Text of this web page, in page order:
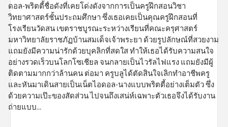
ดอล-พริตตี้ชื่อดังที่เคยโด่งดังจากการเป็นครูฝึกสอนวิชา
วิทยาศาสตร์ชั้นประถมศึกษา ซึ่งเธอเคยเป็นคุณครูฝึกสอนที่
โรงเรียนวัดสน เขตราชบูรณะระหว่างเรียนที่คณะครุศาสตร์
มหาวิทยาลัยราชภัฏบ้านสมเด็จเจ้าพระยา ด้วยรูปลักษณ์ที่สวยงาม
แถมยังมีความน่ารักด้วยบุคลิกที่สดใส ทำให้เธอได้รับความสนใจ
อย่างรวดเร็วบนโลกโซเชียล จนกลายเป็นไวรัลไฟแรง แถมยังมีผู้
ติดตามมากกว่าล้านคน ต่อมา ครูบลูได้ตัดสินใจเลิกทำอาชีพครู
และหันมาเดินสายเป็นเน็ตไอดอล-นางแบบพริตตี้อย่างเต็มตัว ซึ่ง
ด้วยความเป๊ะของสัดส่วน ไปจนถึงเสน่ห์เฉพาะตัวเธอจึงได้รับงาน
ถ่ายแบบ...